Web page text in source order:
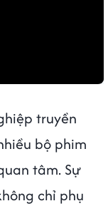
truyền
bộ phim
tâm. Sự
chỉ phụ